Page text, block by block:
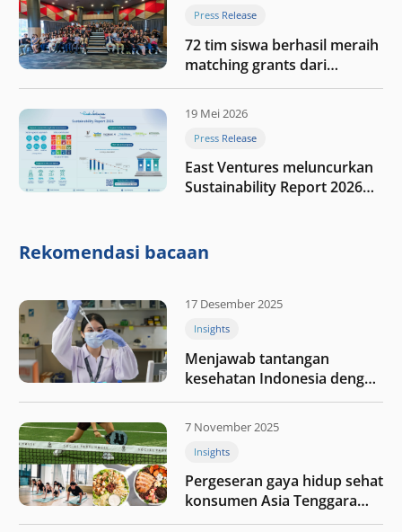
Press Release
72 tim siswa berhasil meraih
matching grants dari
program My First $1000
19 Mei 2026
Press Release
East Ventures meluncurkan
Sustainability Report 2026
nilai melalui kedisiplinan”
Rekomendasi bacaan
17 Desember 2025
Insights
Menjawab tantangan
kesehatan Indonesia dengan
berinvestasi di teknologi
kesehatan
7 November 2025
Insights
Pergeseran gaya hidup sehat
konsumen Asia Tenggara
pada tahun 2025